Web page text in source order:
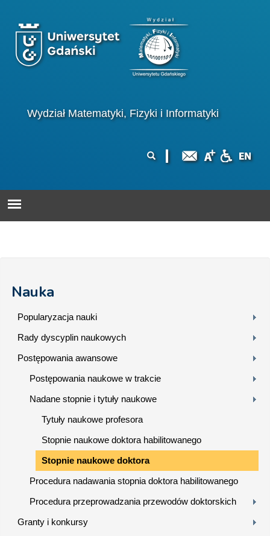
Wydział Matematyki, Fizyki i Informatyki
wyszukiwania
Nauka
Popularyzacja nauki
Rady dyscyplin naukowych
Postępowania awansowe
Postępowania naukowe w trakcie
Nadane stopnie i tytuły naukowe
Tytuły naukowe profesora
Stopnie naukowe doktora habilitowanego
Stopnie naukowe doktora
Procedura nadawania stopnia doktora habilitowanego
Procedura przeprowadzania przewodów doktorskich
Granty i konkursy